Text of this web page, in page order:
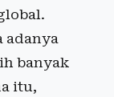
adanya
banyak
itu,